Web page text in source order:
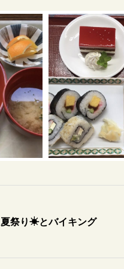
夏祭り☀とバイキング